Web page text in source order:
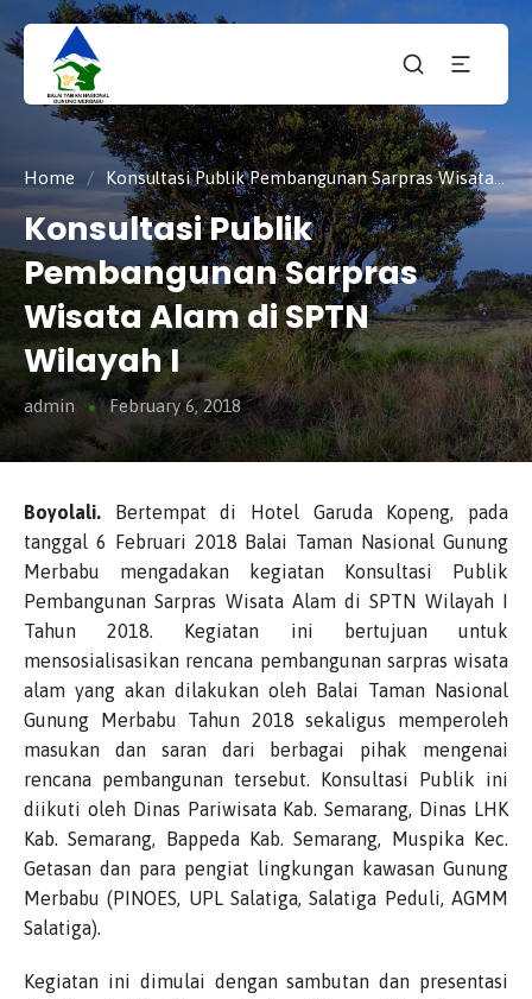
Taman
Nasiona
Gunung
Merbabu
tnmerbabu,
tngunungmerbabu,
tamannasional,
gunungmerbabu,
Home / Konsultasi Publik Pembangunan Sarpras Wisata Alam di SPTN Wilayah I
Konsultasi Publik
Pembangunan Sarpras
Wisata Alam di SPTN
Wilayah I
admin February 6, 2018
Boyolali. Bertempat di Hotel Garuda Kopeng, pada
tanggal 6 Februari 2018 Balai Taman Nasional Gunung
Merbabu mengadakan kegiatan Konsultasi Publik
Pembangunan Sarpras Wisata Alam di SPTN Wilayah I
Tahun 2018. Kegiatan ini bertujuan untuk
mensosialisasikan rencana pembangunan sarpras wisata
alam yang akan dilakukan oleh Balai Taman Nasional
Gunung Merbabu Tahun 2018 sekaligus memperoleh
masukan dan saran dari berbagai pihak mengenai
rencana pembangunan tersebut. Konsultasi Publik ini
diikuti oleh Dinas Pariwisata Kab. Semarang, Dinas LHK
Kab. Semarang, Bappeda Kab. Semarang, Muspika Kec.
Getasan dan para pengiat lingkungan kawasan Gunung
Merbabu (PINOES, UPL Salatiga, Salatiga Peduli, AGMM
Salatiga).
Kegiatan ini dimulai dengan sambutan dan presentasi